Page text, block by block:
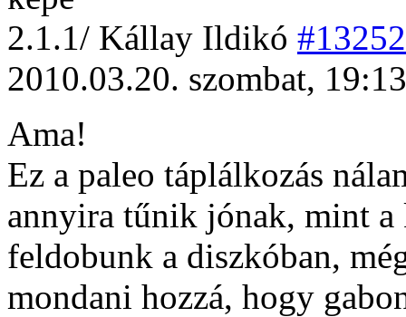
2.1.1/ Kállay Ildikó #13252
2010.03.20. szombat,
Ama!
Ez a paleo táplálkozás
annyira tűnik jónak, mint
feldobunk a diszkóban,
mondani hozzá, hogy